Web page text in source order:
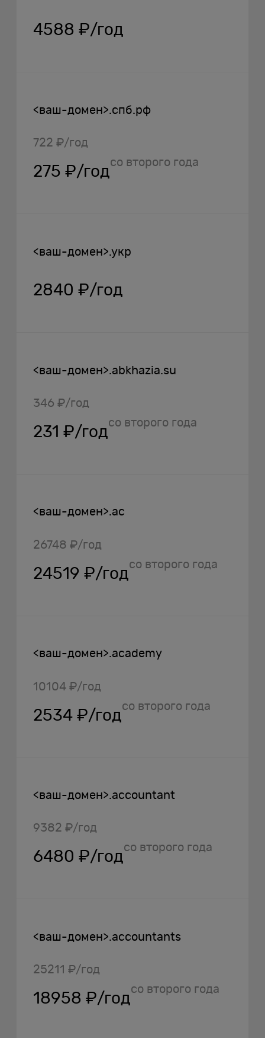
4588 ₽/год
<ваш-домен>.спб.рф
722 ₽/год
275 ₽/год
со второго года
<ваш-домен>.укр
2840 ₽/год
<ваш-домен>.abkhazia.su
346 ₽/год
231 ₽/год
со второго года
<ваш-домен>.ac
26748 ₽/год
24519 ₽/год
со второго года
<ваш-домен>.academy
10104 ₽/год
2534 ₽/год
со второго года
<ваш-домен>.accountant
9382 ₽/год
6480 ₽/год
со второго года
<ваш-домен>.accountants
25211 ₽/год
18958 ₽/год
со второго года